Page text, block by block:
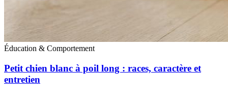
Éducation & Comportement
Petit chien blanc à poil long : races, caractère et
entretien